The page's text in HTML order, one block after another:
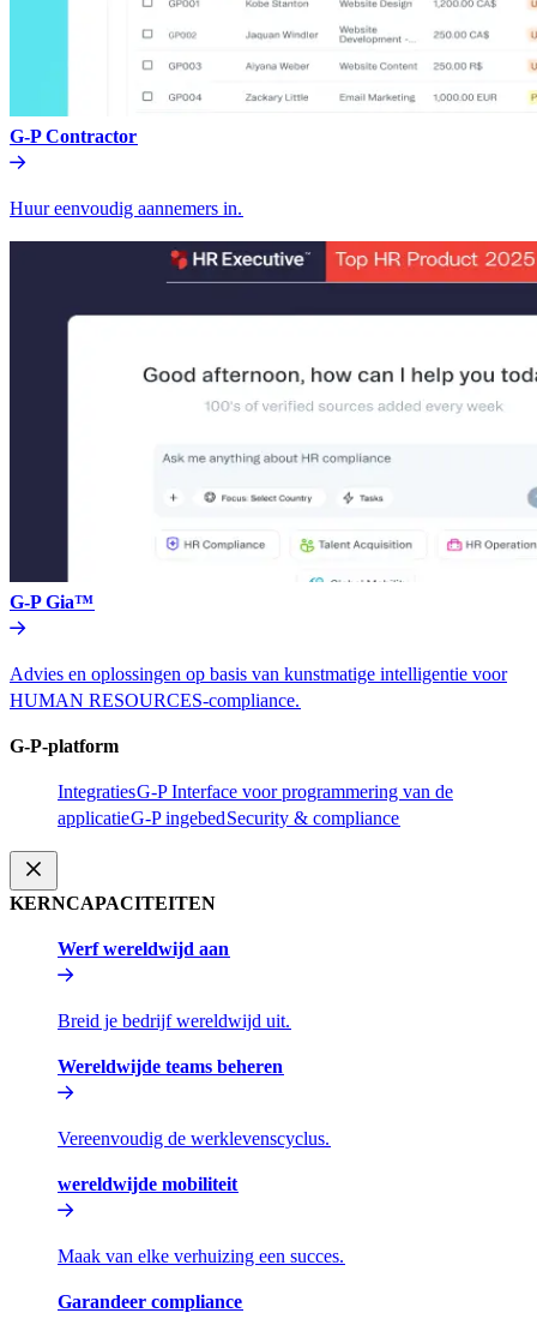
G-P Contractor​​
Huur eenvoudig aannemers in.​​
G-P Gia™​​
Advies en oplossingen op basis van kunstmatige intelligentie voor
HUMAN RESOURCES-compliance.​​
G-P-platform​​
Integraties​​G-P Interface voor programmering van de
applicatie​​G-P ingebed​​Security & compliance​​
KERNCAPACITEITEN​​
Werf wereldwijd aan​​
Breid je bedrijf wereldwijd uit.​​
Wereldwijde teams beheren​​
Vereenvoudig de werklevenscyclus.​​
wereldwijde mobiliteit​​
Maak van elke verhuizing een succes.​​
Garandeer compliance​​